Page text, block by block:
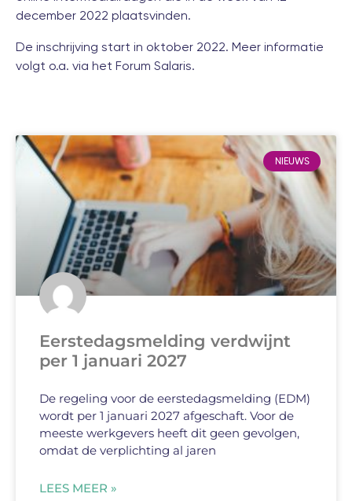
december 2022 plaatsvinden.
De inschrijving start in oktober 2022. Meer informatie
volgt o.a. via het Forum Salaris.
NIEUWS
Eerstedagsmelding verdwijnt
per 1 januari 2027
De regeling voor de eerstedagsmelding (EDM)
wordt per 1 januari 2027 afgeschaft. Voor de
meeste werkgevers heeft dit geen gevolgen,
omdat de verplichting al jaren
LEES MEER »